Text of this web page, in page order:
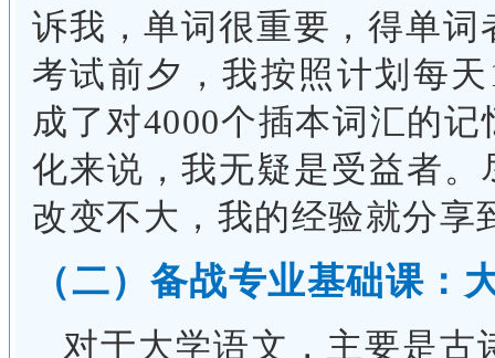
诉我，单词很重要，得单
考试前夕，我按照计划每
成了对4000个插本词汇的
化来说，我无疑是受益者
改变不大，我的经验就分享
（二）备战专业基础课：
对于大学语文，主要是古